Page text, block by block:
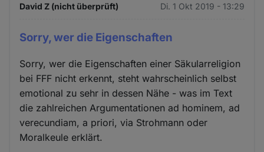
David Z (nicht überprüft) Di. 1 Okt 2019 - 13:29
Sorry, wer die Eigenschaften
Sorry, wer die Eigenschaften einer Säkularreligion
bei FFF nicht erkennt, steht wahrscheinlich selbst
emotional zu sehr in dessen Nähe - was im Text
die zahlreichen Argumentationen ad hominem, ad
verecundiam, a priori, via Strohmann oder
Moralkeule erklärt.